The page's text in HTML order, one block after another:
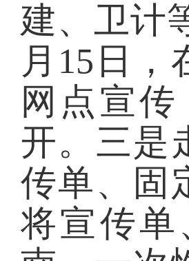
建、 卫计
月15 日，
网点宣
开。 三是
传单、固
将宣传